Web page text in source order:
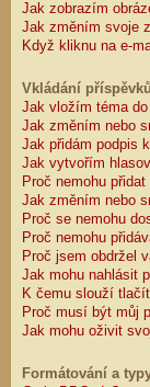
Jak zobrazím
Jak změním svoje
Když kliknu na e-
Vkládání příspěvků
Jak vložím téma do
Jak změním nebo
Jak přidám podpis
Jak vytvořím
Proč nemohu
Jak změním nebo
Proč se nemohu
Proč nemohu
Proč jsem obdržel
Jak mohu nahlásit
K čemu slouží
Proč musí být můj
Jak mohu oživit
Formátování a